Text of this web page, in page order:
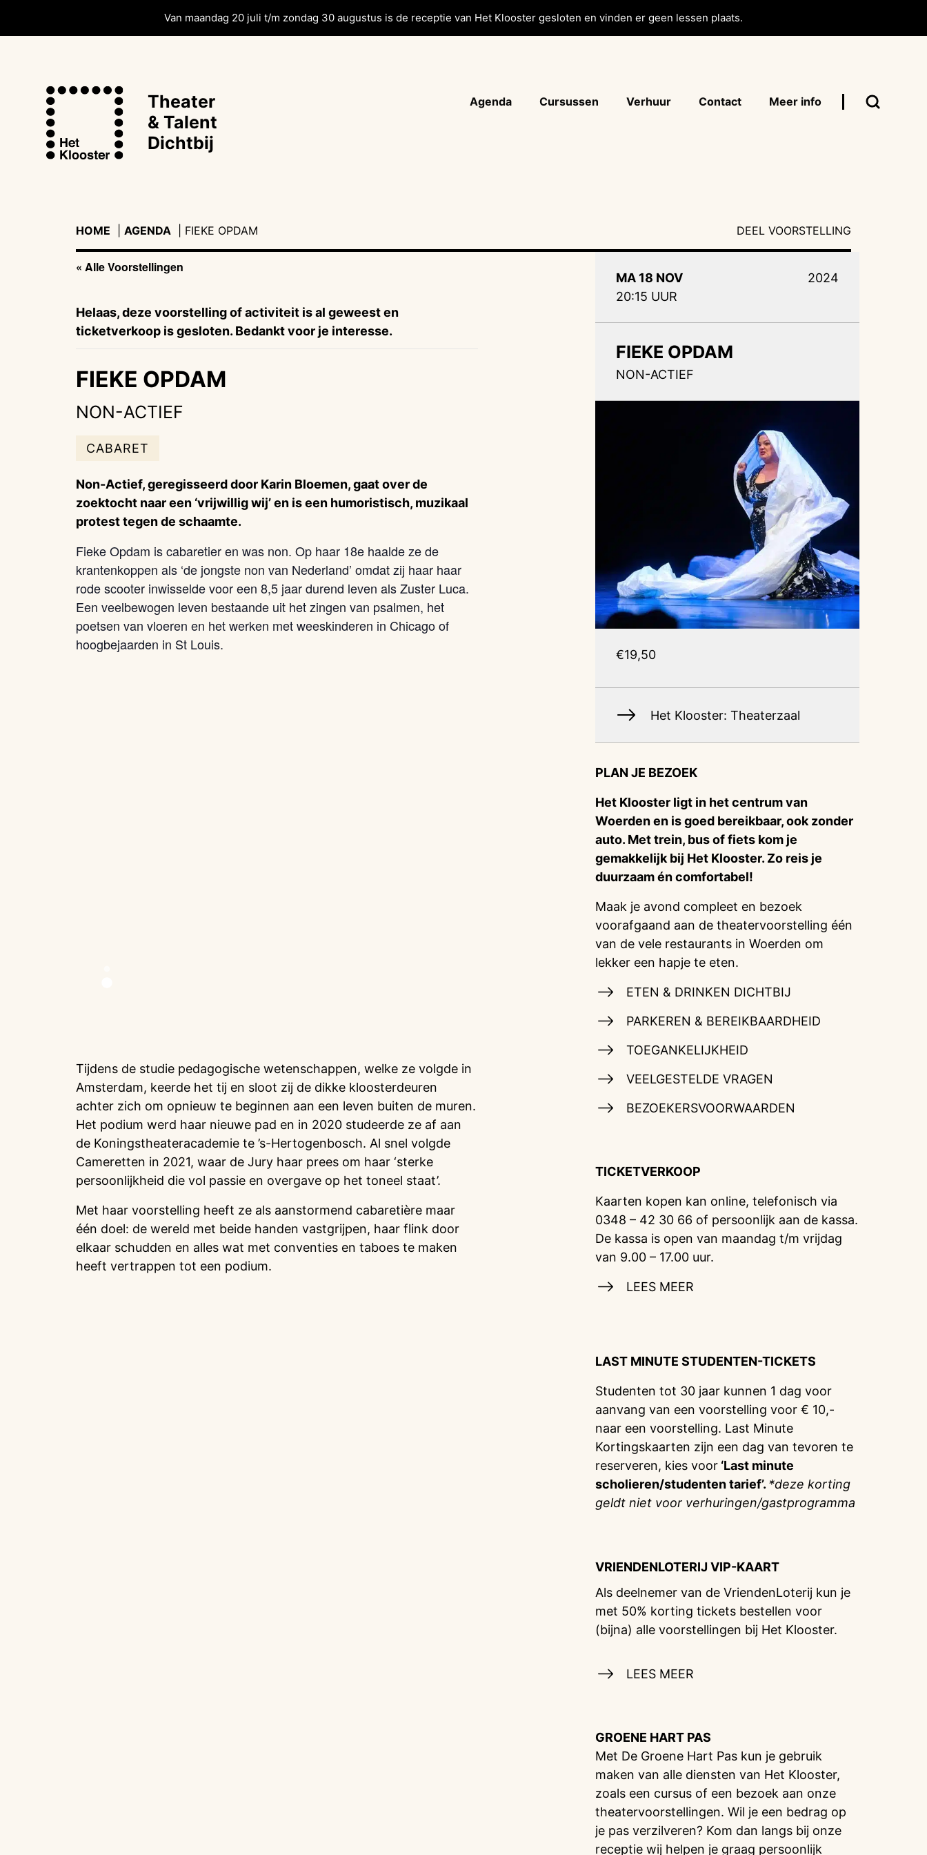
Van maandag 20 juli t/m zondag 30 augustus is de receptie van Het Klooster gesloten en vinden er geen lessen plaats.
Theater
& Talent
Dichtbij
Agenda Cursussen Verhuur Contact Meer info
HOME AGENDA
| FIEKE OPDAM DEEL VOORSTELLING
« Alle Voorstellingen
Helaas, deze voorstelling of activiteit is al geweest en
ticketverkoop is gesloten. Bedankt voor je interesse.
FIEKE OPDAM
NON-ACTIEF
CABARET
Non-Actief, geregisseerd door Karin Bloemen, gaat over de
zoektocht naar een ‘vrijwillig wij’ en is een humoristisch, muzikaal
protest tegen de schaamte.
Fieke Opdam is cabaretier en was non. Op haar 18e haalde ze de
krantenkoppen als ‘de jongste non van Nederland’ omdat zij haar haar
rode scooter inwisselde voor een 8,5 jaar durend leven als Zuster Luca.
Een veelbewogen leven bestaande uit het zingen van psalmen, het
poetsen van vloeren en het werken met weeskinderen in Chicago of
hoogbejaarden in St Louis.
Tijdens de studie pedagogische wetenschappen, welke ze volgde in
Amsterdam, keerde het tij en sloot zij de dikke kloosterdeuren
achter zich om opnieuw te beginnen aan een leven buiten de muren.
Het podium werd haar nieuwe pad en in 2020 studeerde ze af aan
de Koningstheateracademie te ’s-Hertogenbosch. Al snel volgde
Cameretten in 2021, waar de Jury haar prees om haar ‘sterke
persoonlijkheid die vol passie en overgave op het toneel staat’.
Met haar voorstelling heeft ze als aanstormend cabaretière maar
één doel: de wereld met beide handen vastgrijpen, haar flink door
elkaar schudden en alles wat met conventies en taboes te maken
heeft vertrappen tot een podium.
MA 18 NOV
20:15 UUR
2024
FIEKE OPDAM
NON-ACTIEF
€19,50
Het Klooster: Theaterzaal
PLAN JE BEZOEK
Het Klooster ligt in het centrum van
Woerden en is goed bereikbaar, ook zonder
auto. Met trein, bus of fiets kom je
gemakkelijk bij Het Klooster. Zo reis je
duurzaam én comfortabel!
Maak je avond compleet en bezoek
voorafgaand aan de theatervoorstelling één
van de vele restaurants in Woerden om
lekker een hapje te eten.
ETEN & DRINKEN DICHTBIJ
PARKEREN & BEREIKBAARDHEID
TOEGANKELIJKHEID
VEELGESTELDE VRAGEN
BEZOEKERSVOORWAARDEN
TICKETVERKOOP
Kaarten kopen kan online, telefonisch via
0348 – 42 30 66 of persoonlijk aan de kassa.
De kassa is open van maandag t/m vrijdag
van 9.00 – 17.00 uur.
LEES MEER
LAST MINUTE STUDENTEN-TICKETS
Studenten tot 30 jaar kunnen 1 dag voor
aanvang van een voorstelling voor € 10,-
naar een voorstelling. Last Minute
Kortingskaarten zijn een dag van tevoren te
reserveren, kies voor ‘Last minute
scholieren/studenten tarief’. *deze korting
geldt niet voor verhuringen/gastprogramma
VRIENDENLOTERIJVIP-KAART
Als deelnemer van de VriendenLoterij kun je
met 50% korting tickets bestellen voor
(bijna) alle voorstellingen bij Het Klooster.
LEES MEER
GROENE HART PAS
Met De Groene Hart Pas kun je gebruik
maken van alle diensten van Het Klooster,
zoals een cursus of een bezoek aan onze
theatervoorstellingen. Wil je een bedrag op
je pas verzilveren? Kom dan langs bij onze
receptie wij helpen je graag persoonlijk